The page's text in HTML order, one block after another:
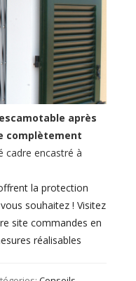
après
complètement
cadre encastré à
la protection
souhaitez ! Visitez
site commandes en
réalisables